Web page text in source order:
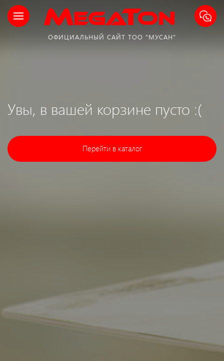
ОФИЦИАЛЬНЫЙ САЙТ ТОО "МУСАН"
Увы, в вашей корзине пусто :(
Перейти в каталог